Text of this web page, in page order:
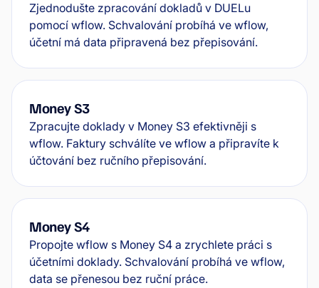
Zjednodušte zpracování dokladů v DUELu
pomocí wflow. Schvalování probíhá ve wflow,
účetní má data připravená bez přepisování.
Money S3
Zpracujte doklady v Money S3 efektivněji s
wflow. Faktury schválíte ve wflow a připravíte k
účtování bez ručního přepisování.
Money S4
Propojte wflow s Money S4 a zrychlete práci s
účetními doklady. Schvalování probíhá ve wflow,
data se přenesou bez ruční práce.